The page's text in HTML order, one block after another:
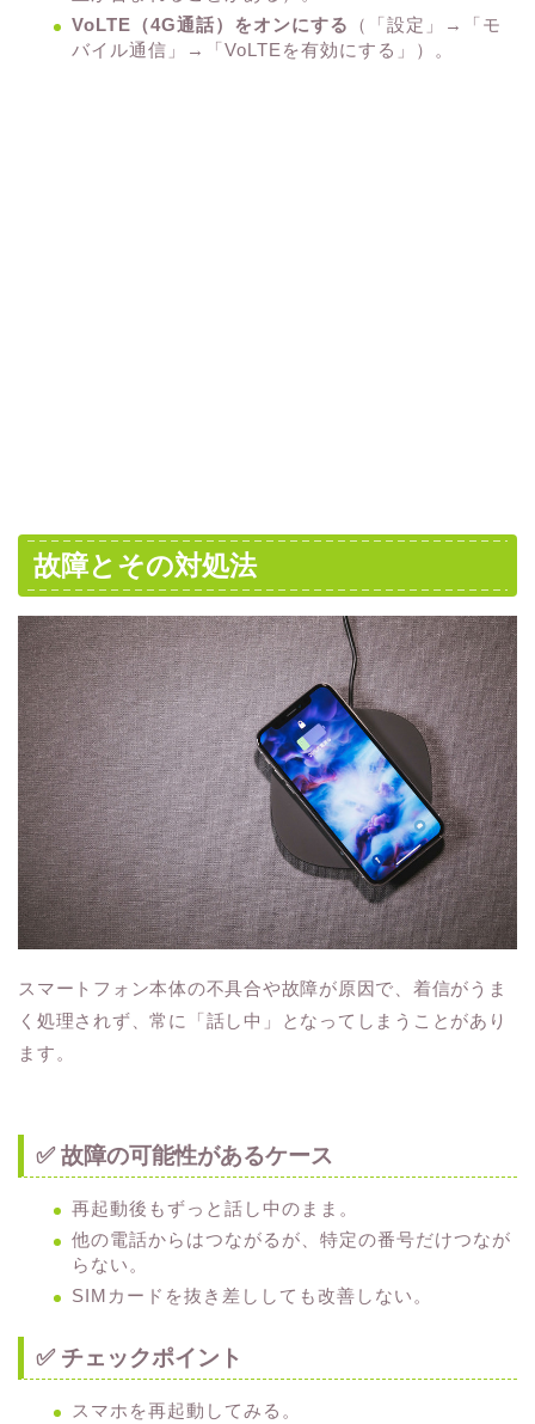
VoLTE（4G通話）をオンにする
（「設定」→「モ
バイル通信」→「VoLTEを有効にする」）。
故障とその対処法
スマートフォン本体の不具合や故障が原因で、着信がうま
く処理されず、常に「話し中」となってしまうことがあり
ます。
✅ 故障の可能性があるケース
再起動後もずっと話し中のまま。
他の電話からはつながるが、特定の番号だけつなが
らない。
SIMカードを抜き差ししても改善しない。
✅ チェックポイント
スマホを再起動してみる。